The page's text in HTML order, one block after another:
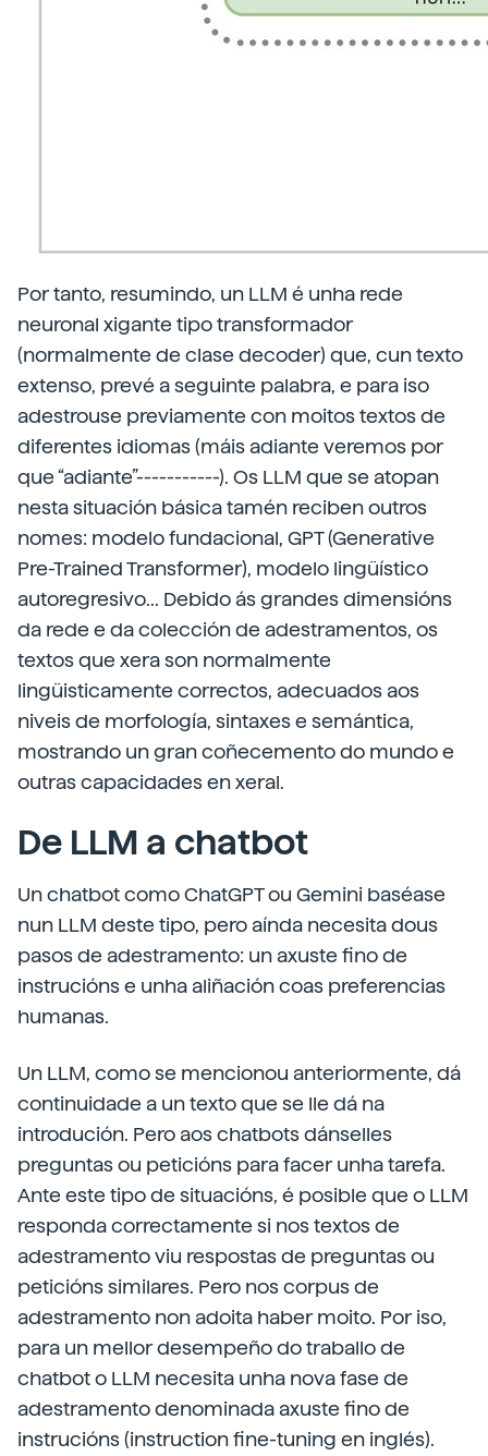
Por tanto, resumindo, un LLM é unha rede
neuronal xigante tipo transformador
(normalmente de clase decoder) que, cun texto
extenso, prevé a seguinte palabra, e para iso
adestrouse previamente con moitos textos de
diferentes idiomas (máis adiante veremos por
que “adiante”-----------). Os LLM que se atopan
nesta situación básica tamén reciben outros
nomes: modelo fundacional, GPT (Generative
Pre-Trained Transformer), modelo lingüístico
autoregresivo... Debido ás grandes dimensións
da rede e da colección de adestramentos, os
textos que xera son normalmente
lingüisticamente correctos, adecuados aos
niveis de morfología, sintaxes e semántica,
mostrando un gran coñecemento do mundo e
outras capacidades en xeral.
De LLM a chatbot
Un chatbot como ChatGPT ou Gemini baséase
nun LLM deste tipo, pero aínda necesita dous
pasos de adestramento: un axuste fino de
instrucións e unha aliñación coas preferencias
humanas.
Un LLM, como se mencionou anteriormente, dá
continuidade a un texto que se lle dá na
introdución. Pero aos chatbots dánselles
preguntas ou peticións para facer unha tarefa.
Ante este tipo de situacións, é posible que o LLM
responda correctamente si nos textos de
adestramento viu respostas de preguntas ou
peticións similares. Pero nos corpus de
adestramento non adoita haber moito. Por iso,
para un mellor desempeño do traballo de
chatbot o LLM necesita unha nova fase de
adestramento denominada axuste fino de
instrucións (instruction fine-tuning en inglés).